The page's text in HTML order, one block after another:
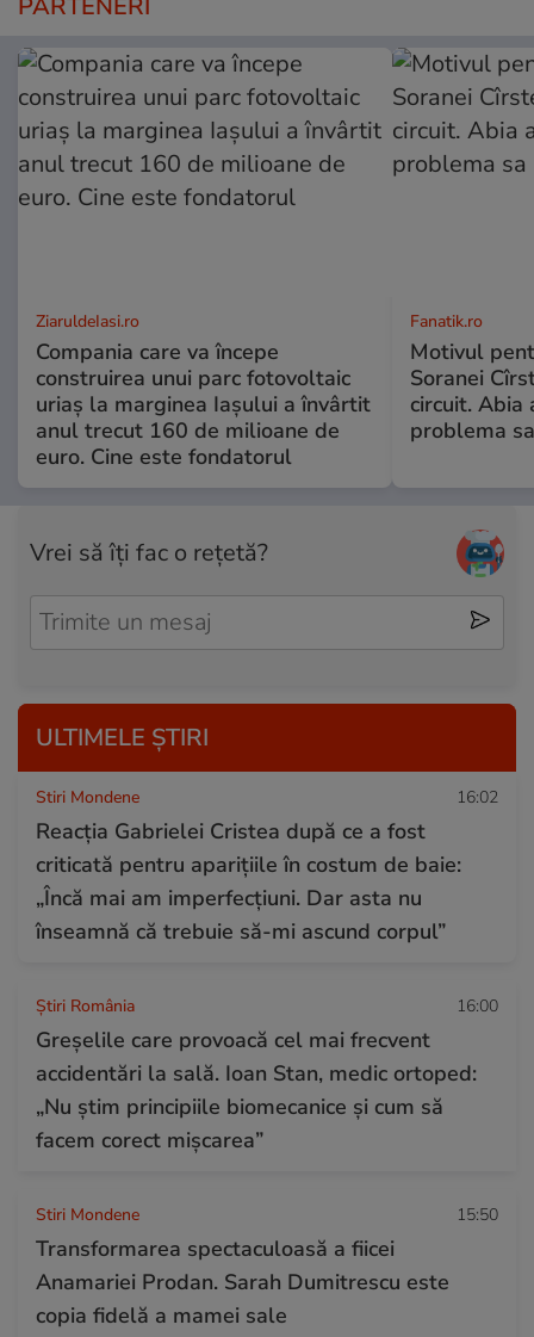
PARTENERI
ZiaruldeIasi.ro
Compania care va începe
construirea unui parc fotovoltaic
uriaș la marginea Iașului a învârtit
anul trecut 160 de milioane de
euro. Cine este fondatorul
Fanatik.ro
Motivul
Soranei
circuit. Abia
problema
Vrei să îți fac o rețetă?
ULTIMELE ȘTIRI
Stiri Mondene 16:02
Reacția Gabrielei Cristea după ce a fost
criticată pentru aparițiile în costum de baie:
„Încă mai am imperfecțiuni. Dar asta nu
înseamnă că trebuie să-mi ascund corpul”
Știri România 16:00
Greșelile care provoacă cel mai frecvent
accidentări la sală. Ioan Stan, medic ortoped:
„Nu știm principiile biomecanice și cum să
facem corect mișcarea”
Stiri Mondene 15:50
Transformarea spectaculoasă a fiicei
Anamariei Prodan. Sarah Dumitrescu este
copia fidelă a mamei sale